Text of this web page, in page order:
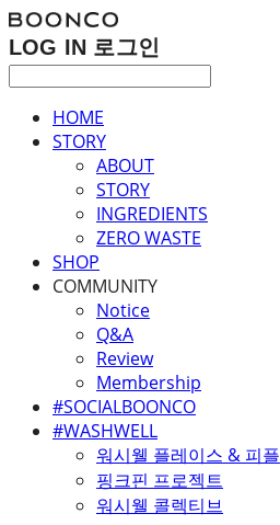
LOG IN 로그인
HOME
STORY
ABOUT
STORY
INGREDIENTS
ZERO WASTE
SHOP
COMMUNITY
Notice
Q&A
Review
Membership
#SOCIALBOONCO
#WASHWELL
워시웰 플레이스 & 피플
핑크핀 프로젝트
워시웰 콜렉티브